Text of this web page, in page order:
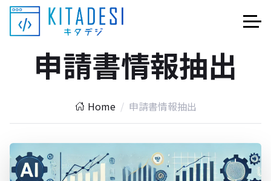
申請書情報抽出
Home 申請書情報抽出